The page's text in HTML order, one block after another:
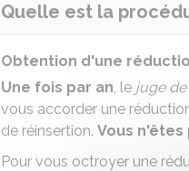
Quelle est la
Obtention d'une
Une fois par an, le juge
vous accorder une
de réinsertion. Vous
Pour vous octroyer une